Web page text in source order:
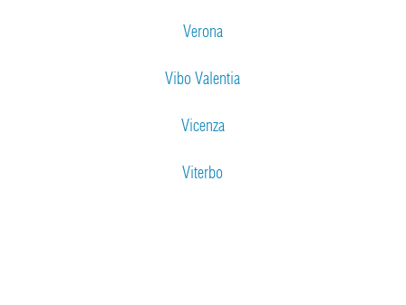
Verona
Vibo Valentia
Vicenza
Viterbo